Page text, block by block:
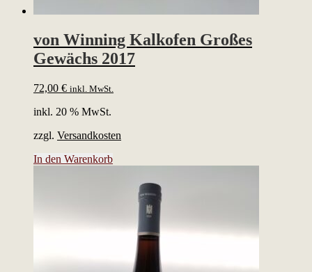
von Winning Kalkofen Großes
Gewächs 2017
72,00 € inkl. MwSt.
inkl. 20 % MwSt.
zzgl. Versandkosten
In den Warenkorb